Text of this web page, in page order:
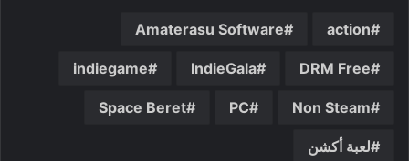
action
Amaterasu Software
DRM Free
IndieGala
indiegame
Non Steam
PC
Space Beret
لعبة أكشن